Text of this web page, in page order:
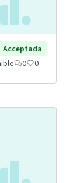
Acceptada
0 0